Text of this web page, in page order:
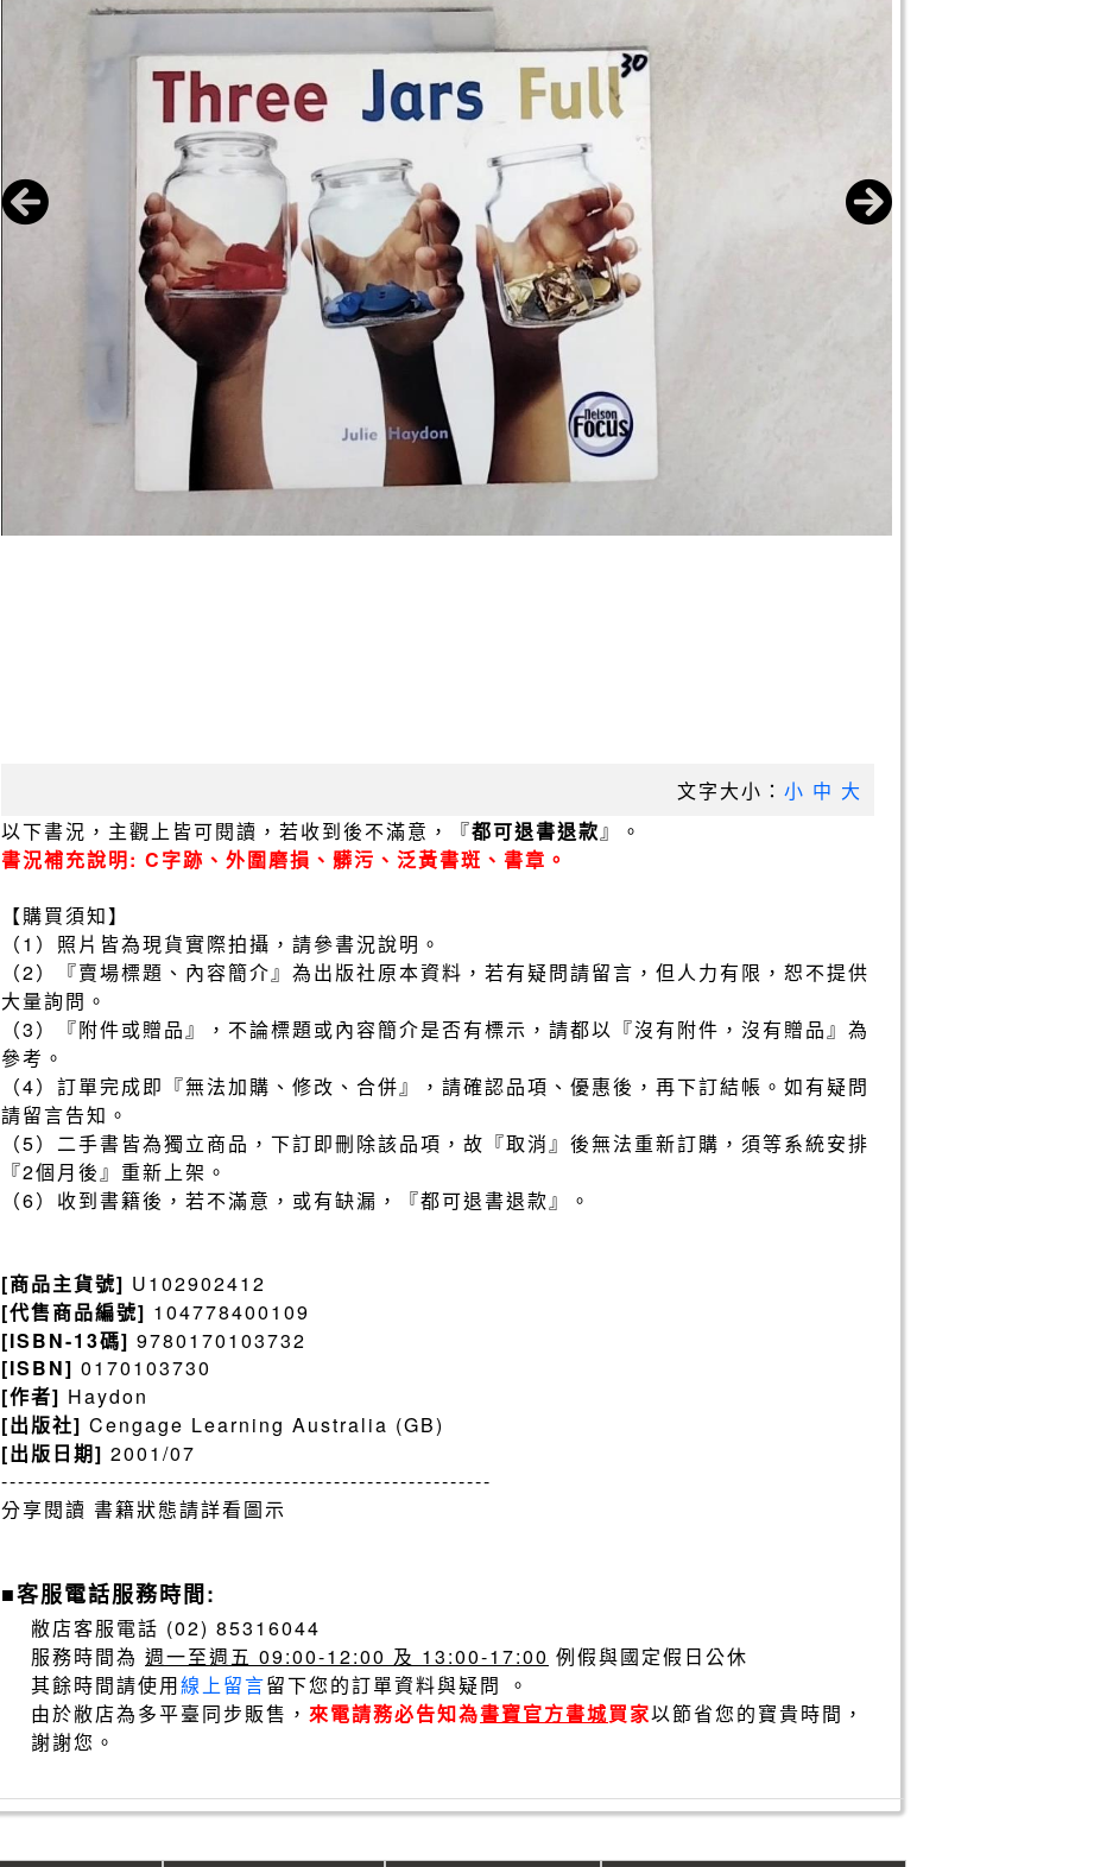
文字大小： 小 中 大
以下書況，主觀上皆可閱讀，若收到後不滿意，『都可退書退款』。
書況補充說明: C字跡、外圍磨損、髒污、泛黃書斑、書章。
【購買須知】
（1）照片皆為現貨實際拍攝，請參書況說明。
（2）『賣場標題、內容簡介』為出版社原本資料，若有疑問請留言，但人力有限，恕不提供
大量詢問。
（3）『附件或贈品』，不論標題或內容簡介是否有標示，請都以『沒有附件，沒有贈品』為
參考。
（4）訂單完成即『無法加購、修改、合併』，請確認品項、優惠後，再下訂結帳。如有疑問
請留言告知。
（5）二手書皆為獨立商品，下訂即刪除該品項，故『取消』後無法重新訂購，須等系統安排
『2個月後』重新上架。
（6）收到書籍後，若不滿意，或有缺漏，『都可退書退款』。
[商品主貨號] U102902412
[代售商品編號] 104778400109
[ISBN-13碼] 9780170103732
[ISBN] 0170103730
[作者] Haydon
[出版社] Cengage Learning Australia (GB)
[出版日期] 2001/07
-----------------------------------------------------------
分享閱讀 書籍狀態請詳看圖示
■客服電話服務時間:
敝店客服電話 (02) 85316044
服務時間為 週一至週五 09:00-12:00 及 13:00-17:00 例假與國定假日公休
其餘時間請使用線上留言留下您的訂單資料與疑問 。
由於敝店為多平臺同步販售， 來電請務必告知為書寶官方書城買家以節省您的寶貴時間，
謝謝您。